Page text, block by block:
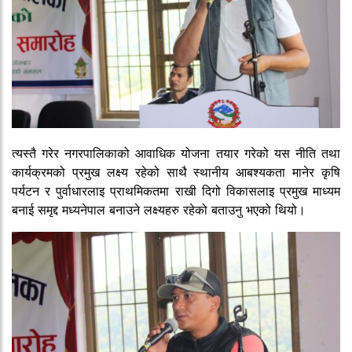
त्यस्तै गरेर नगरपालिकाको आवाधिक योजना तयार गरेको यस नीति तथा
कार्यक्रमको प्रमुख लक्ष्य रहेको साथै स्थानीय आबश्यकता मानेर कृषि
पर्यटन र पुर्वाधारलाइ प्राथमिकतमा राखी दिगो विकासलाइ प्रमुख माध्यम
बनाई समृद्द मध्यनेपाल बनाउने लक्ष्यहरु रहेको बताउनु भएको थियो।